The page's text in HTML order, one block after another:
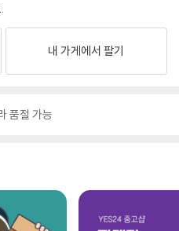
내 가게에서 팔기
품절 가능